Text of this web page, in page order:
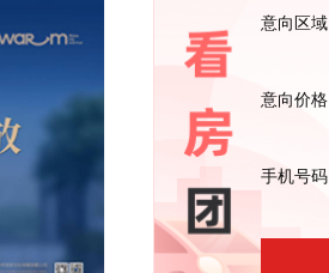
意向区域
意向价格
手机号码